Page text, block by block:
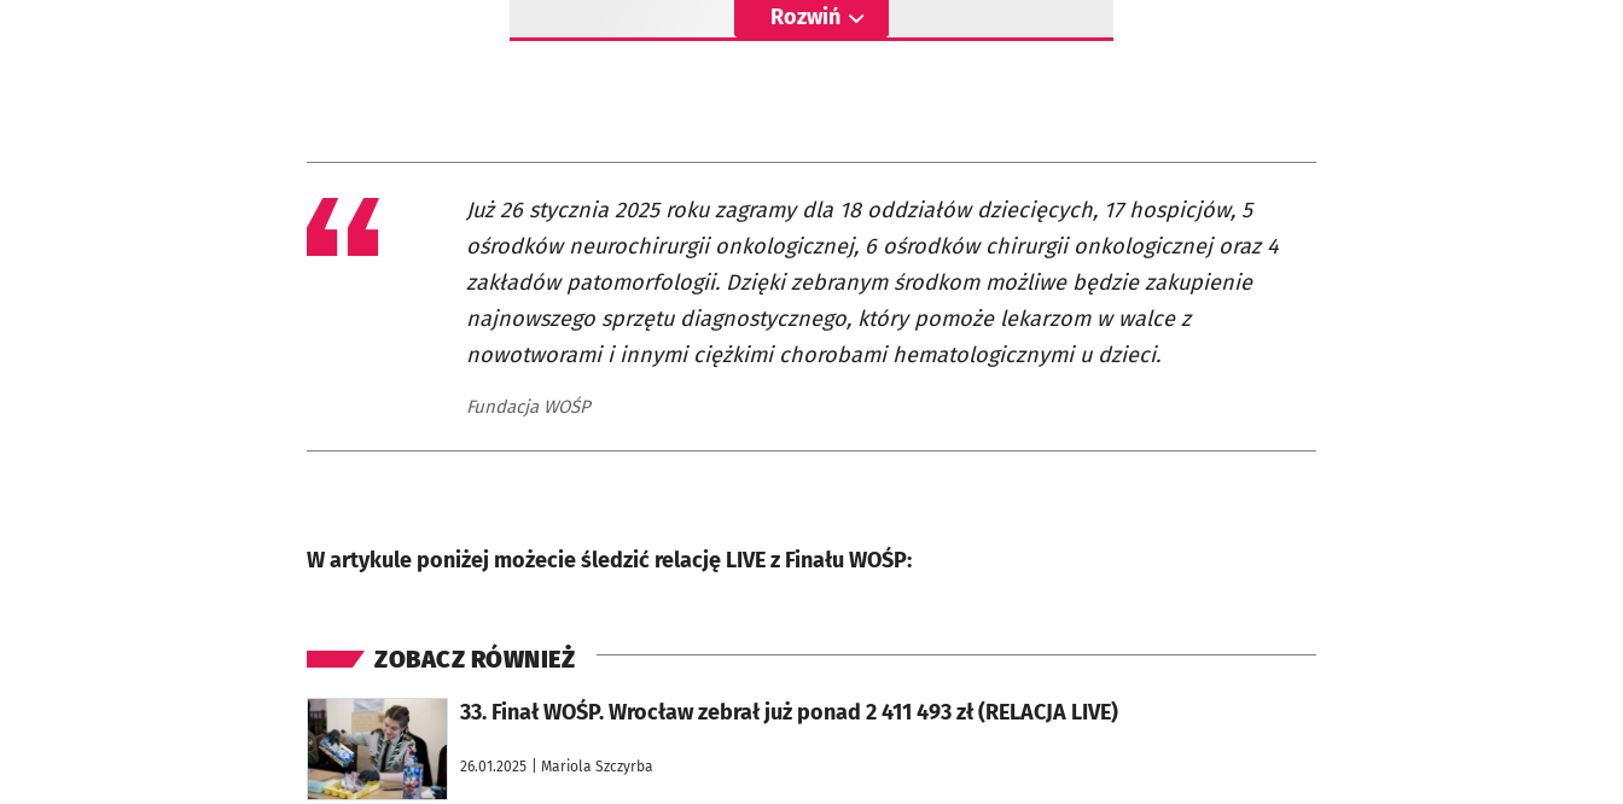
Rozwiń
Już 26 stycznia 2025 roku zagramy dla 18 oddziałów dziecięcych, 17 hospicjów, 5
ośrodków neurochirurgii onkologicznej, 6 ośrodków chirurgii onkologicznej oraz 4
zakładów patomorfologii. Dzięki zebranym środkom możliwe będzie zakupienie
najnowszego sprzętu diagnostycznego, który pomoże lekarzom w walce z
nowotworami i innymi ciężkimi chorobami hematologicznymi u dzieci.
Fundacja WOŚP
W artykule poniżej możecie śledzić relację LIVE z Finału WOŚP:
ZOBACZ RÓWNIEŻ
33. Finał WOŚP. Wrocław zebrał już ponad 2 411 493 zł (RELACJA LIVE)
26.01.2025 | Mariola Szczyrba
otworzy się w nowej karcie